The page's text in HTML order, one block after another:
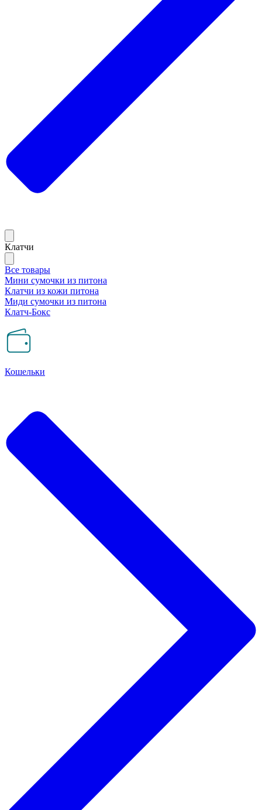
Клатчи
Все товары
Мини сумочки из питона
Клатчи из кожи питона
Миди сумочки из питона
Клатч-Бокс
Кошельки